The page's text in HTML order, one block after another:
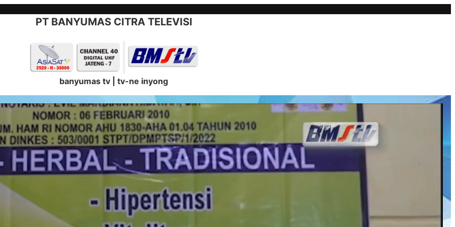
PT BANYUMAS CITRA TELEVISI
banyumas tv | tv-ne inyong